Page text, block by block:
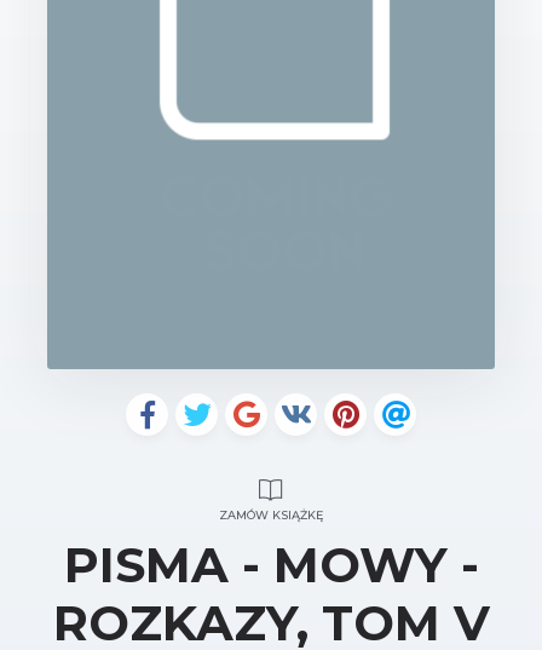
ZAMÓW KSIĄŻKĘ
PISMA - MOWY -
ROZKAZY, TOM V